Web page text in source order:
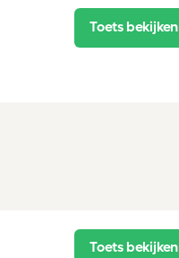
Toets bekijken
Toets bekijken